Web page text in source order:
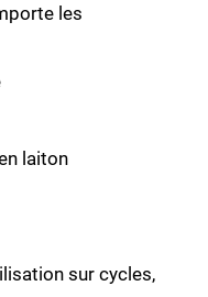
les
laiton
sur cycles,